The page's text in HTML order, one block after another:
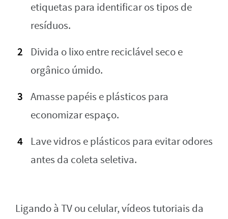
etiquetas para identificar os tipos de
resíduos.
Divida o lixo entre reciclável seco e
orgânico úmido.
Amasse papéis e plásticos para
economizar espaço.
Lave vidros e plásticos para evitar odores
antes da coleta seletiva.
Ligando à TV ou celular, vídeos tutoriais da